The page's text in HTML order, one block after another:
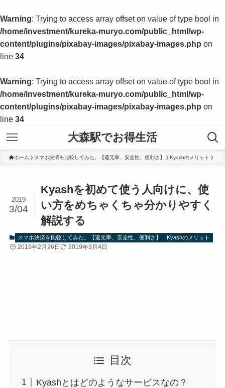
Warning: Trying to access array offset on value of type bool in
/home/investment/kureka-muryo.com/public_html/wp-
content/plugins/pixabay-images/pixabay-images.php on
line 34
Warning: Trying to access array offset on value of type bool in
/home/investment/kureka-muryo.com/public_html/wp-
content/plugins/pixabay-images/pixabay-images.php on
line 34
大森駅でお得生活
ホーム スマホ決済を比較してみた。【還元率、安全性、便利さ】 Kyashのメリット
Kyashを初めて使う人向けに、使
い方をめちゃくちゃ分かりやすく
解説する
2019
3/04
スマホ決済を比較してみた。【還元率、安全性、便利さ】 Kyashのメリット
2019年2月26日 2019年3月4日
目次
Kyashとはどのようなサービスなの？